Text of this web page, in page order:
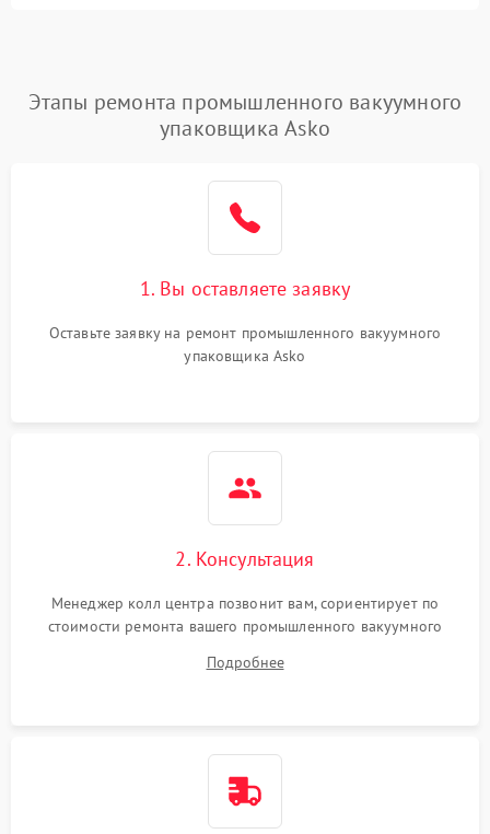
Этапы ремонта промышленного вакуумного
упаковщика Asko
1. Вы оставляете заявку
Оставьте заявку на ремонт промышленного вакуумного
упаковщика Asko
2. Консультация
Менеджер колл центра позвонит вам, сориентирует по
стоимости ремонта вашего промышленного вакуумного
Подробнее